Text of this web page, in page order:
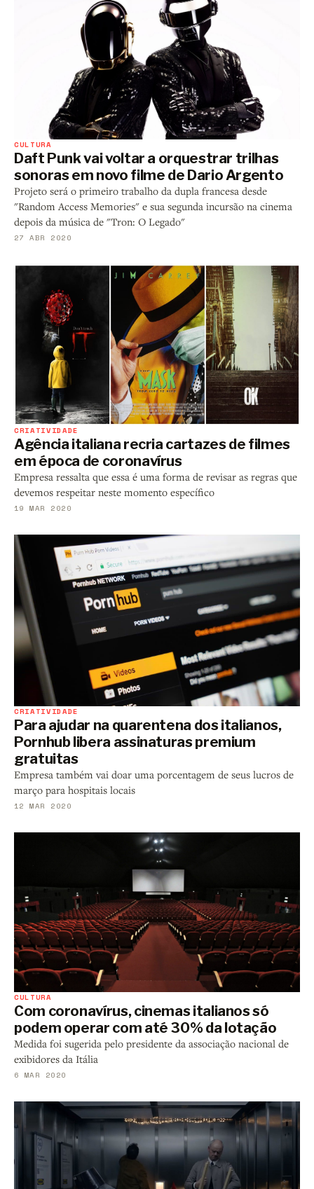
CULTURA
Daft Punk vai voltar a orquestrar trilhas
sonoras em novo filme de Dario Argento
Projeto será o primeiro trabalho da dupla francesa desde
"Random Access Memories" e sua segunda incursão na cinema
depois da música de "Tron: O Legado"
27 ABR 2020
CRIATIVIDADE
Agência italiana recria cartazes de filmes
em época de coronavírus
Empresa ressalta que essa é uma forma de revisar as regras que
devemos respeitar neste momento específico
19 MAR 2020
CRIATIVIDADE
Para ajudar na quarentena dos italianos,
Pornhub libera assinaturas premium
gratuitas
Empresa também vai doar uma porcentagem de seus lucros de
março para hospitais locais
12 MAR 2020
CULTURA
Com coronavírus, cinemas italianos só
podem operar com até 30% da lotação
Medida foi sugerida pelo presidente da associação nacional de
exibidores da Itália
6 MAR 2020